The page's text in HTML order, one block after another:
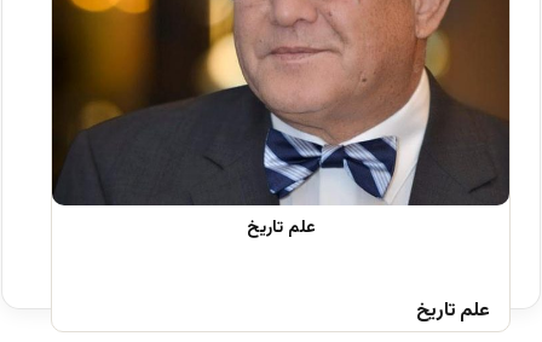
علم تاریخ